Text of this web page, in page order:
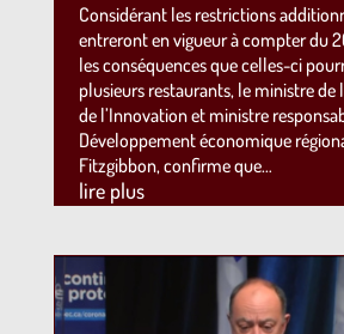
Considérant les restrictions
entreront en vigueur à compter du
les conséquences que celles-ci
plusieurs restaurants, le ministre de
de l’Innovation et ministre
Développement économique
Fitzgibbon, confirme que…
lire plus